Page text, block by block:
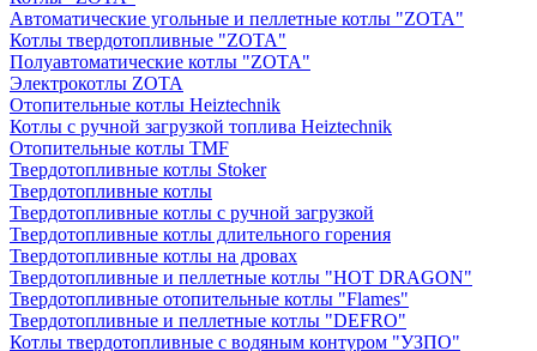
Автоматические угольные и пеллетные котлы "ZOTA"
Котлы твердотопливные "ZOTA"
Полуавтоматические котлы "ZOTA"
Электрокотлы ZOTA
Отопительные котлы Heiztechnik
Котлы с ручной загрузкой топлива Heiztechnik
Отопительные котлы TMF
Твердотопливные котлы Stoker
Твердотопливные котлы
Твердотопливные котлы с ручной загрузкой
Твердотопливные котлы длительного горения
Твердотопливные котлы на дровах
Твердотопливные и пеллетные котлы "HOT DRAGON"
Твердотопливные отопительные котлы "Flames"
Твердотопливные и пеллетные котлы "DEFRO"
Котлы твердотопливные с водяным контуром "УЗПО"